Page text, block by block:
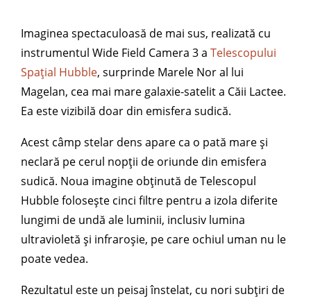
Imaginea spectaculoasă de mai sus, realizată cu
instrumentul Wide Field Camera 3 a Telescopului
Spațial Hubble, surprinde Marele Nor al lui
Magelan, cea mai mare galaxie-satelit a Căii Lactee.
Ea este vizibilă doar din emisfera sudică.
Acest câmp stelar dens apare ca o pată mare și
neclară pe cerul nopții de oriunde din emisfera
sudică. Noua imagine obținută de Telescopul
Hubble folosește cinci filtre pentru a izola diferite
lungimi de undă ale luminii, inclusiv lumina
ultravioletă și infraroșie, pe care ochiul uman nu le
poate vedea.
Rezultatul este un peisaj înstelat, cu nori subțiri de